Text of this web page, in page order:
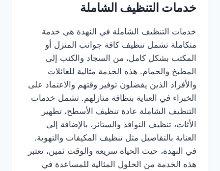
خدمات التنظيف الشاملة
خدمات التنظيف الشاملة في النهدة هي خدمة
متكاملة تشمل تنظيف كافة جوانب المنزل أو
المكتب بشكل كامل، من السجاد والكنب إلى
المطبخ والحمام. هذه الخدمة مثالية للعائلات
والأفراد الذين يفضلون توفير وقتهم والاعتماد على
الخبراء في العناية بنظافة منازلهم. تشمل خدمات
التنظيف الشاملة عادة تنظيف الأسطح، تطهير
الأثاث، تنظيف النوافذ والستائر، بالإضافة إلى
العناية بالتفاصيل مثل تنظيف المكيفات والتهوية.
في النهدة، حيث الحياة سريعة والوقت ثمين، تعتبر
هذه الخدمة من الحلول المثالية للمساعدة في